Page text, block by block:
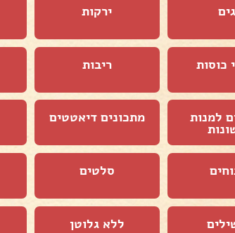
ירקות
כוסות ריבות
למנות מתכונים דיאטטים
סלטים
ללא גלוטן